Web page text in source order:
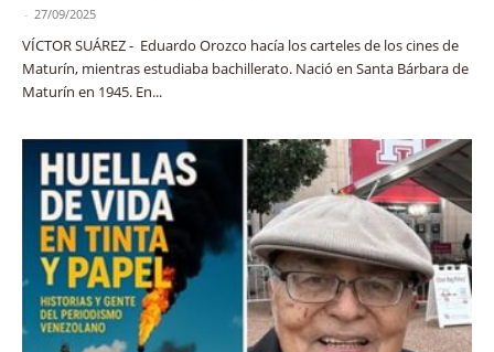
- 27/09/2025
VÍCTOR SUÁREZ - Eduardo Orozco hacía los carteles de los cines de
Maturín, mientras estudiaba bachillerato. Nació en Santa Bárbara de
Maturín en 1945. En...